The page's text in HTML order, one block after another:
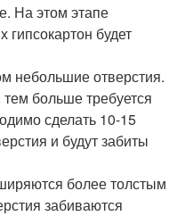
На этом этапе
гипсокартон будет
небольшие отверстия.
больше требуется
сделать 10-15
и будут забиты
более толстым
забиваются